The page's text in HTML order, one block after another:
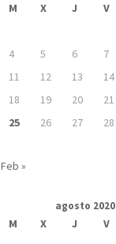
M X J V
4 5 6 7
11 12 13 14
18 19 20 21
25 26 27 28
Feb »
agosto 2020
M X J V